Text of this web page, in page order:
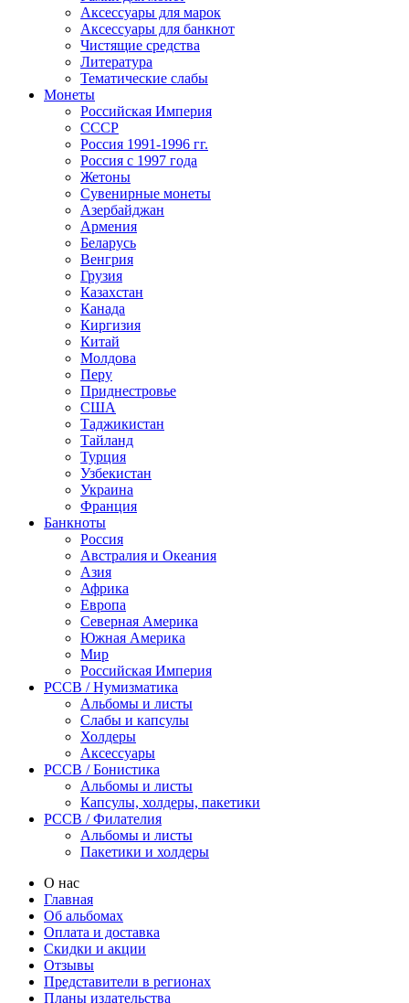
Аксессуары для марок
Аксессуары для банкнот
Чистящие средства
Литература
Тематические слабы
Монеты
Российская Империя
СССР
Россия 1991-1996 гг.
Россия с 1997 года
Жетоны
Сувенирные монеты
Азербайджан
Армения
Беларусь
Венгрия
Грузия
Казахстан
Канада
Киргизия
Китай
Молдова
Перу
Приднестровье
США
Таджикистан
Тайланд
Турция
Узбекистан
Украина
Франция
Банкноты
Россия
Австралия и Океания
Азия
Африка
Европа
Северная Америка
Южная Америка
Мир
Российская Империя
PCCB / Нумизматика
Альбомы и листы
Слабы и капсулы
Холдеры
Аксессуары
PCCB / Бонистика
Альбомы и листы
Капсулы, холдеры, пакетики
PCCB / Филателия
Альбомы и листы
Пакетики и холдеры
О нас
Главная
Об альбомах
Оплата и доставка
Скидки и акции
Отзывы
Представители в регионах
Планы издательства